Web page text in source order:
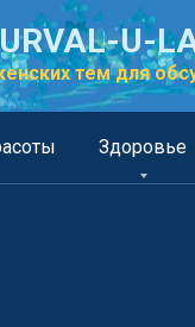
U-
тем для
Здоровье